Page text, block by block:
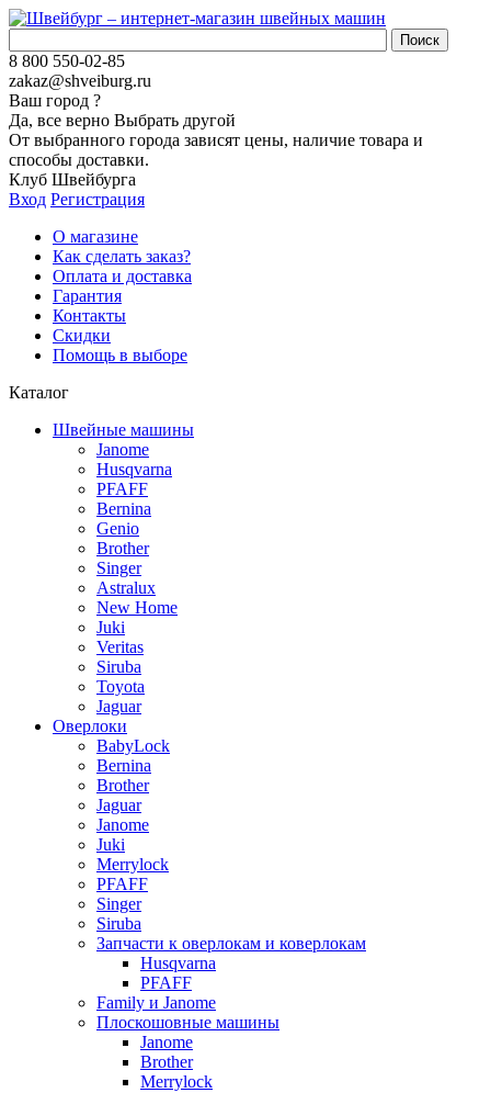
8 800 550-02-85
zakaz@shveiburg.ru
Ваш город ?
Да, все верно Выбрать другой
От выбранного города зависят цены, наличие товара и
способы доставки.
Клуб Швейбурга
Вход Регистрация
О магазине
Как сделать заказ?
Оплата и доставка
Гарантия
Контакты
Скидки
Помощь в выборе
Каталог
Швейные машины
Janome
Husqvarna
PFAFF
Bernina
Genio
Brother
Singer
Astralux
New Home
Juki
Veritas
Siruba
Toyota
Jaguar
Оверлоки
BabyLock
Bernina
Brother
Jaguar
Janome
Juki
Merrylock
PFAFF
Singer
Siruba
Запчасти к оверлокам и коверлокам
Husqvarna
PFAFF
Family и Janome
Плоскошовные машины
Janome
Brother
Merrylock